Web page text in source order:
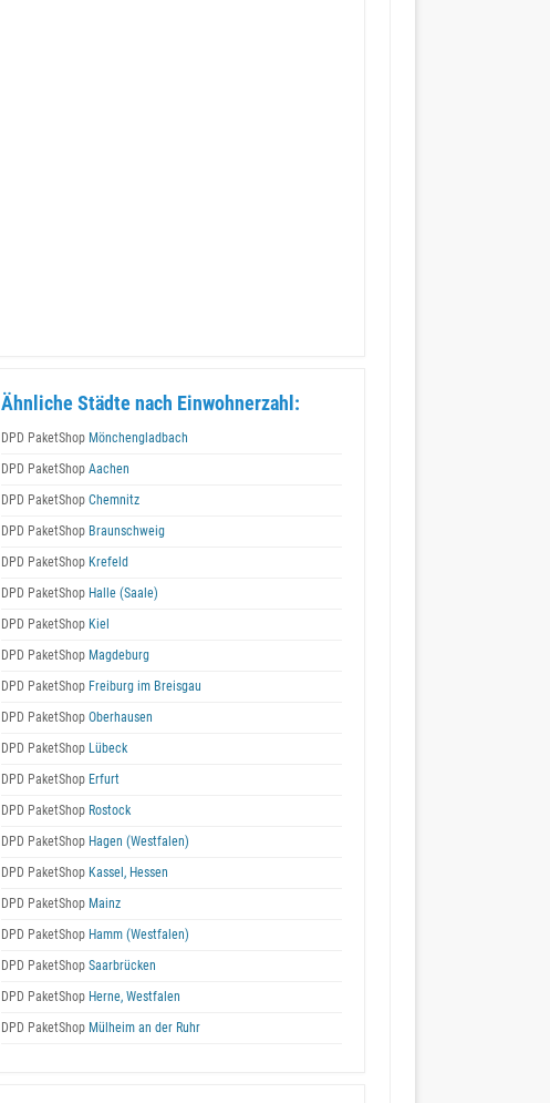
Ähnliche Städte nach Einwohnerzahl:
DPD PaketShop Mönchengladbach
DPD PaketShop Aachen
DPD PaketShop Chemnitz
DPD PaketShop Braunschweig
DPD PaketShop Krefeld
DPD PaketShop Halle (Saale)
DPD PaketShop Kiel
DPD PaketShop Magdeburg
DPD PaketShop Freiburg im Breisgau
DPD PaketShop Oberhausen
DPD PaketShop Lübeck
DPD PaketShop Erfurt
DPD PaketShop Rostock
DPD PaketShop Hagen (Westfalen)
DPD PaketShop Kassel, Hessen
DPD PaketShop Mainz
DPD PaketShop Hamm (Westfalen)
DPD PaketShop Saarbrücken
DPD PaketShop Herne, Westfalen
DPD PaketShop Mülheim an der Ruhr